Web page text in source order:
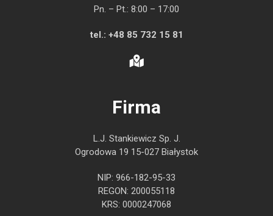
Pn. – Pt.: 8:00 – 17:00
tel.: +48 85 732 15 81
Firma
L.J. Stankiewicz Sp. J.
Ogrodowa 19 15-027 Białystok
NIP: 966-182-95-33
REGON: 200055118
KRS: 0000247068